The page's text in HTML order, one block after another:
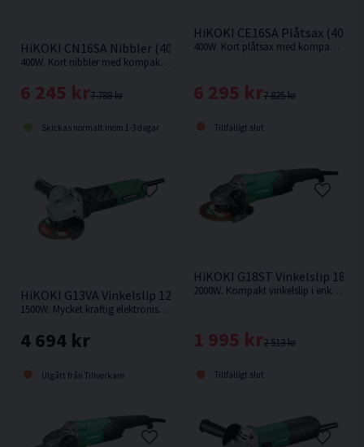
HiKOKI CN16SA Nibbler (400W)
400W. Kort nibbler med kompakt maskinkropp från Hikoki
7 788 kr
6 245 kr
Skickas normalt inom 1-3 dagar
HiKOKI CE16SA Plåtsax (400W)
400W. Kort plåtsax med kompakt maskinkropp från Hikoki
7 825 kr
6 295 kr
Tillfälligt slut
HiKOKI G13VA Vinkelslip 125MM (1500W)
1500W. Mycket kraftig elektronisk vinkelslip med vibrationsdämpat vinklat stödhandtag.
4 694 kr
Utgått från Tillverkare
HiKOKI G18ST Vinkelslip
2000W. Kompakt vinkelslip i enkelt utförande med kraftfull motor.
2 513 kr
1 995 kr
Tillfälligt slut